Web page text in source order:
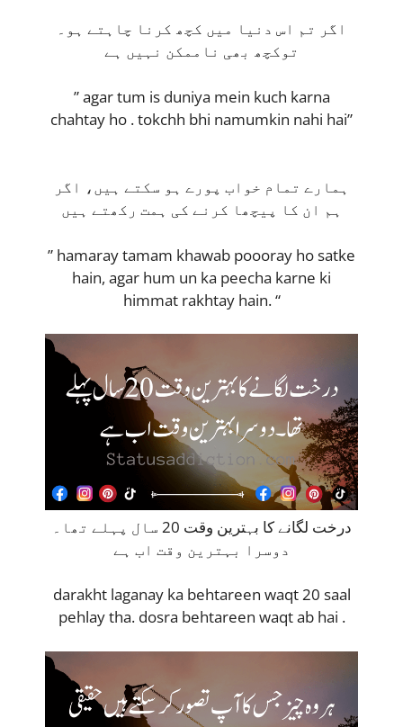
اگر تم اس دنیا میں کچھ کرنا چاہتے ہو۔
توکچھ بھی ناممکن نہیں ہے
” agar tum is duniya mein kuch karna
chahtay ho . tokchh bhi namumkin nahi hai”
ہمارے تمام خواب پورے ہو سکتے ہیں، اگر
ہم ان کا پیچھا کرنے کی ہمت رکھتے ہیں
” hamaray tamam khawab poooray ho satke
hain, agar hum un ka peecha karne ki
himmat rakhtay hain. “
درخت لگانے کا بہترین وقت 20 سال پہلے تھا۔
دوسرا بہترین وقت اب ہے
darakht laganay ka behtareen waqt 20 saal
pehlay tha. dosra behtareen waqt ab hai .